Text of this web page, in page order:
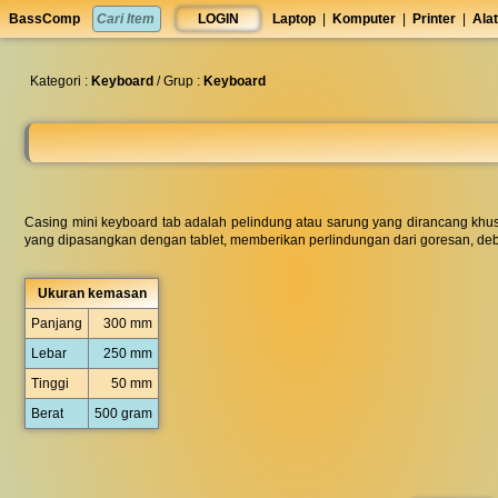
BassComp LOGIN Laptop Komputer Printer
anti
lelet
Kategori : Keyboard / Grup : Keyboard
Casing mini keyboard tab adalah pelindung atau sarung yang dirancang
yang dipasangkan dengan tablet, memberikan perlindungan dari goresan,
Ukuran kemasan
Panjang
300 mm
Lebar
250 mm
Tinggi
50 mm
Berat
500 gram